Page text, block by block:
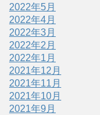
2022年5月
2022年4月
2022年3月
2022年2月
2022年1月
2021年12月
2021年11月
2021年10月
2021年9月